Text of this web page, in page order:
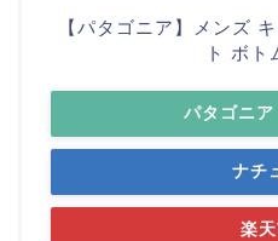
【パタゴニア】メンズ
ト ボト
パタゴニア
ナチ
楽